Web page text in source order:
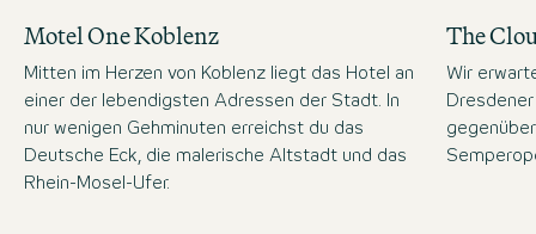
Motel One Koblenz
Mitten im Herzen von Koblenz liegt das Hotel an
einer der lebendigsten Adressen der Stadt. In
nur wenigen Gehminuten erreichst du das
Deutsche Eck, die malerische Altstadt und das
Rhein-Mosel-Ufer.
The
Wir